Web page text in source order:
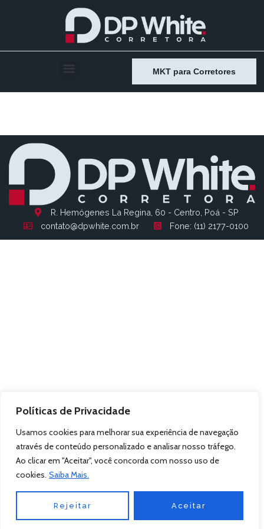
Políticas de Privacidade
Usamos cookies para melhorar sua experiência de navegação
através de conteúdo personalizado e analisar nosso tráfego.
Ao clicar em "Aceitar", você concorda com nosso uso de
cookies. Saiba Mais.
Rejeitar Aceitar
MKT para Corretores
R. Hemógenes La Regina, 60 - Centro, Poá - SP
contato@dpwhite.com.br
Fone: (11) 2177-0100